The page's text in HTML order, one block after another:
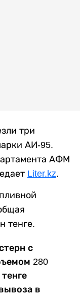
три
АИ-95.
АФМ
Liter.kz.
тенге.
с
280
в